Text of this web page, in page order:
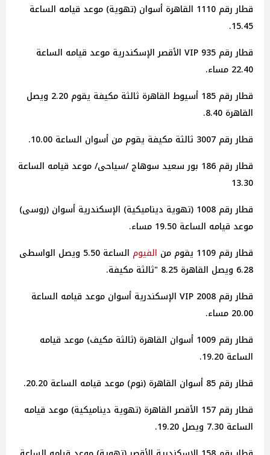
قطار رقم 1110 القاهرة أسوان (تهوية) موعد قيامه الساعة
15.45.
قطار رقم 935 VIP الأقصر الإسكندرية موعد قيامه الساعة
22.40 مساء.
قطار رقم 185 أسيوط القاهرة ثالثة مكيفة يقوم 2.20 ويصل
القاهرة 8.40.
قطار رقم 3007 ثالثة مكيفة يقوم من أسوان الساعة 10.00.
قطار رقم 186 بور سعيد سوهاج /سياحى/ موعد قيامه الساعة
13.30
قطار رقم 1008 (تهوية ديناميكية) الإسكندرية أسوان (روسى)
موعد قيامه الساعة 19.50 مساء.
قطار رقم 1109 يقوم من
الفيوم
الساعة 5.50 ويصل الواسطى
6.28 ويصل القاهرة 8.25 "ثالثة مكيفة.
قطار رقم 2008 VIP الإسكندرية أسوان موعد قيامه الساعة
20.00 مساء.
قطار رقم 1009 أسوان القاهرة (ثالثة مكيف) موعد قيامه
الساعة 19.20.
قطار رقم 85 أسوان القاهرة (نوم) موعد قيامه الساعة 20.20.
قطار رقم 157 الأقصر القاهرة (تهوية ديناميكية) موعد قيامه
الساعة 7.30 ويصل 19.20.